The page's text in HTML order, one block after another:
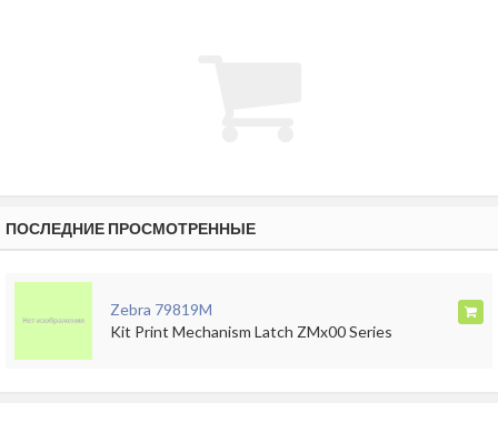
ПОСЛЕДНИЕ ПРОСМОТРЕННЫЕ
Zebra 79819M
Kit Print Mechanism Latch ZMx00 Series